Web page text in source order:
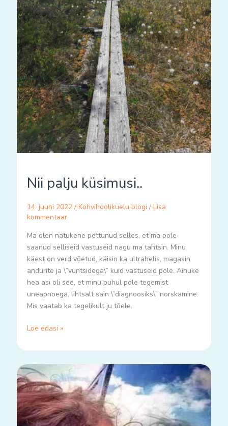
Nii palju küsimusi..
14. juuni 2022 / Kohvihoolikuelu blogi / Lisa
kommentaar
Ma olen natukene pettunud selles, et ma pole
saanud selliseid vastuseid nagu ma tahtsin. Minu
käest on verd võetud, käisin ka ultrahelis, magasin
andurite ja \”vuntsidega\” kuid vastuseid pole. Ainuke
hea asi oli see, et minu puhul pole tegemist
uneapnoega, lihtsalt sain \”diagnoosiks\” norskamine.
Mis vaatab ka tegelikult ju tõele..
Loe edasi »
Hakka
kasvõi
ise
uskuma..